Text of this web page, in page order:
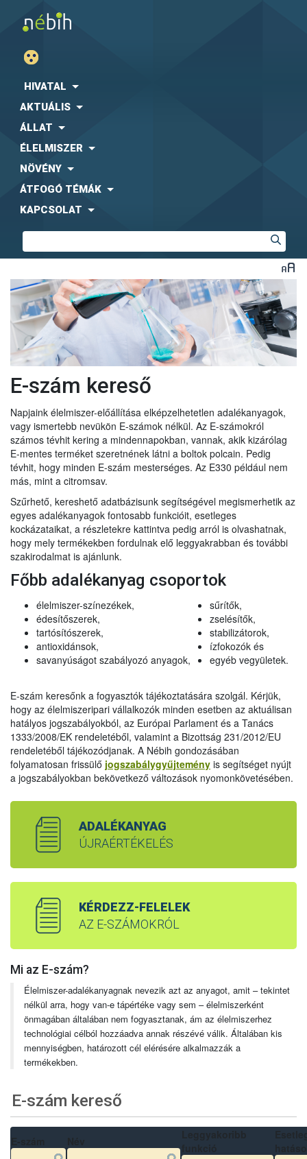
HIVATAL
AKTUÁLIS
ÁLLAT
ÉLELMISZER
NÖVÉNY
ÁTFOGÓ TÉMÁK
KAPCSOLAT
E-szám kereső
Napjaink élelmiszer-előállítása elképzelhetetlen adalékanyagok,
vagy ismertebb nevükön E-számok nélkül. Az E-számokról
számos tévhit kering a mindennapokban, vannak, akik kizárólag
E-mentes terméket szeretnének látni a boltok polcain. Pedig
tévhit, hogy minden E-szám mesterséges. Az E330 például nem
más, mint a citromsav.
Szűrhető, kereshető adatbázisunk segítségével megismerhetik az
egyes adalékanyagok fontosabb funkcióit, esetleges
kockázataikat, a részletekre kattintva pedig arról is olvashatnak,
hogy mely termékekben fordulnak elő leggyakrabban és további
szakirodalmat is ajánlunk.
Főbb adalékanyag csoportok
élelmiszer-színezékek,
édesítőszerek,
tartósítószerek,
antioxidánsok,
savanyúságot szabályozó anyagok,
sűrítők,
zselésítők,
stabilizátorok,
ízfokozók és
egyéb vegyületek.
E-szám keresőnk a fogyasztók tájékoztatására szolgál. Kérjük,
hogy az élelmiszeripari vállalkozók minden esetben az aktuálisan
hatályos jogszabályokból, az Európai Parlament és a Tanács
1333/2008/EK rendeletéből, valamint a Bizottság 231/2012/EU
rendeletéből tájékozódjanak. A Nébih gondozásában
folyamatosan frissülő jogszabálygyűjtemény is segítséget nyújt
a jogszabályokban bekövetkező változások nyomonkövetésében.
ADALÉKANYAG
ÚJRAÉRTÉKELÉS
KÉRDEZZ-FELELEK
AZ E-SZÁMOKRÓL
Mi az E-szám?
Élelmiszer-adalékanyagnak nevezik azt az anyagot, amit – tekintet
nélkül arra, hogy van-e tápértéke vagy sem – élelmiszerként
önmagában általában nem fogyasztanak, ám az élelmiszerhez
technológiai célból hozzáadva annak részévé válik. Általában kis
mennyiségben, határozott cél elérésére alkalmazzák a
termékekben.
E-szám kereső